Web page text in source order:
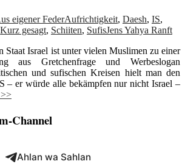
eigener FederAufrichtigkeit, Daesh, IS,
Kurz gesagt, Schiiten, SufisJens Yahya Ranft
Staat Israel ist unter vielen Muslimen zu einer
aus Gretchenfrage und Werbeslogan
und sufischen Kreisen hielt man den
– er würde alle bekämpfen nur nicht Israel –
Channel
Ahlan wa Sahlan